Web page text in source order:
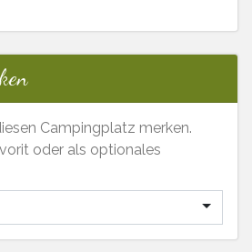
Campingplatz merken.
oder als optionales